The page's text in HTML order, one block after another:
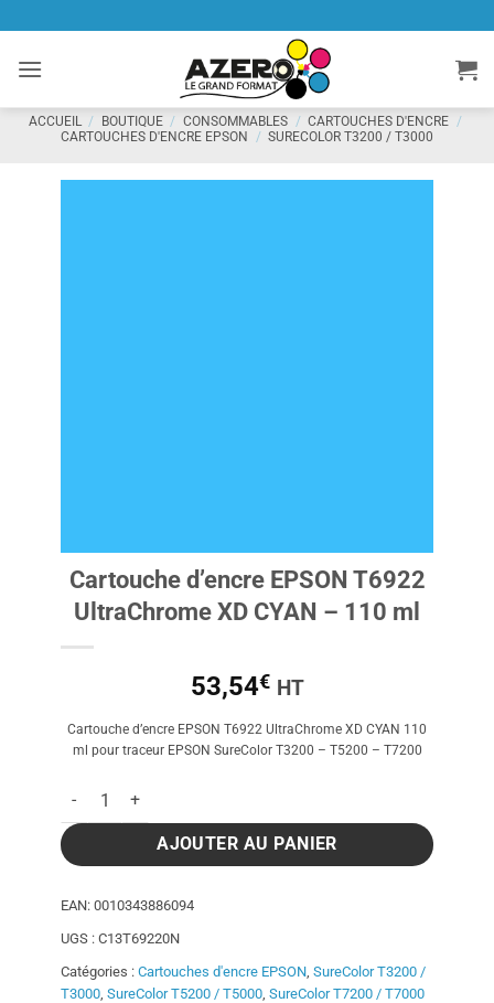
contenu
ACCUEIL / BOUTIQUE / CONSOMMABLES / CARTOUCHES D'ENCRE /
CARTOUCHES D'ENCRE EPSON
/ SURECOLOR T3200 / T3000
Cartouche d’encre EPSON T6922
UltraChrome XD CYAN – 110 ml
53,54€ HT
Cartouche d’encre EPSON T6922 UltraChrome XD CYAN 110
ml pour traceur EPSON SureColor T3200 – T5200 – T7200
quantité de Cartouche d'encre EPSON T6922 UltraChrome XD
AJOUTER AU PANIER
EAN: 0010343886094
UGS : C13T69220N
Catégories : Cartouches d'encre EPSON SureColor T3200 /
T3000 SureColor T5200 / T5000 SureColor T7200 / T7000